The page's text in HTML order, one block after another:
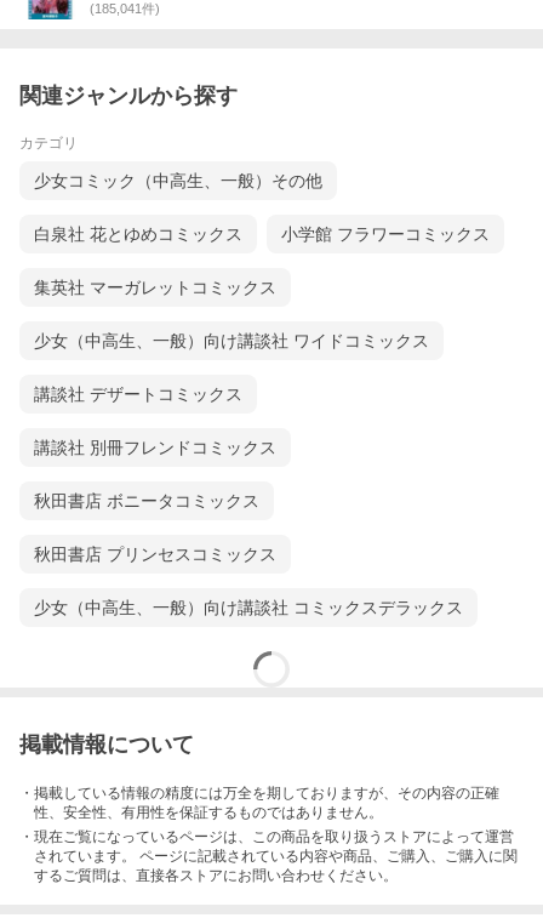
(185,041 件)
関連ジャンルから探す
カテゴリ
少女コミック（中高生、一般）その他
白泉社 花とゆめコミックス 小学館 フラワーコミックス
集英社 マーガレットコミックス
少女（中高生、一般）向け講談社 ワイドコミックス
講談社 デザートコミックス
講談社 別冊フレンドコミックス
秋田書店 ボニータコミックス
秋田書店 プリンセスコミックス
少女（中高生、一般）向け講談社 コミックスデラックス
掲載情報について
・掲載している情報の精度には万全を期しておりますが、その内容の正確
性、安全性、有用性を保証するものではありません。
・現在ご覧になっているページは、この商品を取り扱うストアによって運営
されています。 ページに記載されている内容や商品、ご購入 、ご購入に関
するご質問は、直接各ストアにお問い合わせください。